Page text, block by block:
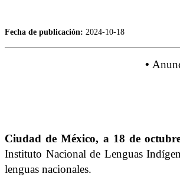
Fecha de publicación: 2024-10-18
•
Ciudad de México, a 18 de
Instituto Nacional de Lenguas
lenguas nacionales.